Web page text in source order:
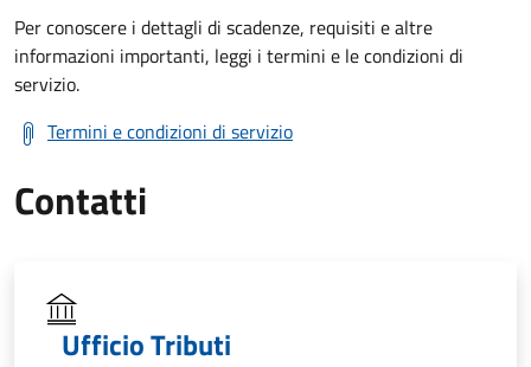
Per conoscere i dettagli di scadenze, requisiti e altre
informazioni importanti, leggi i termini e le condizioni di
servizio.
Termini e condizioni di servizio
Contatti
Ufficio Tributi